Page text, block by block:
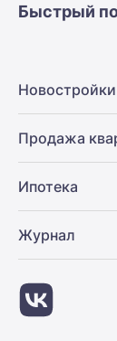
Быстрый
Новостройки
Продажа
Ипотека
Журнал